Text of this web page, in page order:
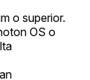
o superior.
OS o